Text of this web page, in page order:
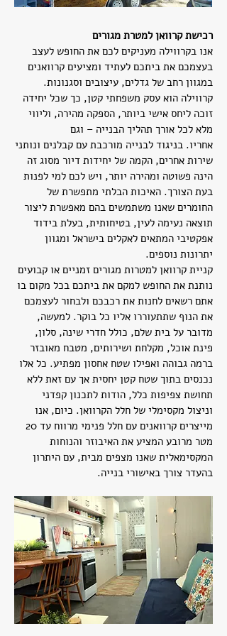
רכישת קרוואן למטרת מגורים
אנו בקרווילה מעניקים לכם את החופש לעצב
בעצמכם את ביתכם לעתיד ומציעים קרוואנים
במגוון רחב של גדלים, עיצובים וסגנונות.
קרווילה הוא עסק משפחתי קטן, כך שכל יחידה
זוכה ליחס אישי ביותר, הספקה מהירה, וליווי
מלא לכל אורך תהליך הבנייה – וגם
אחריו. בניגוד לבנייה מורכבת עם קבלנים ונותני
שירות אחרים, הקמה של יחידות דיור מסוג זה
הינה פשוטה ומהירה יותר, ויש לכם למי לפנות
בעת הצורך. האיכות הבלתי מתפשרת של
החומרים שאנו משתמשים בהם מאפשרת ליצור
תוצאה נעימה לעין, בטיחותית, בעלת בידוד
אפקטיבי המתאים לאקלים בישראל ומגוון
יתרונות נוספים.
קניית קרוואן למטרות מגורים זמניים או קבועים
נותנת את החופש למקם את ביתכם בכל מקום בו
אתם רשאים לחנות את רכבכם ולבחור לעצמכם
את הנוף שתתעוררו אליו כל בוקר. למעשה,
מדובר על בית שלם, כולל חדרי שינה, סלון,
פינת אוכל, מקלחת ושירותים, מטבח מאובזר
ברמה גבוהה ואפילו שטח אחסון מפתיע. כל אלו
נכנסים בתוך שטח קטן יחסית אך עם זאת ללא
תחושת צפיפות כלל, הודות לתכנון קפדני
וניצול מקסימלי של חלל הקרוואן. כיום, אנו
מייצרים קרוואנים עם חלל פנימי מרווח עד 20
מטר מרובע המציע את האיבוזר והנוחות
המקסימאלית שאנו מצפים מבית, עם היתרון
בהעדר צורך באישורי בנייה.